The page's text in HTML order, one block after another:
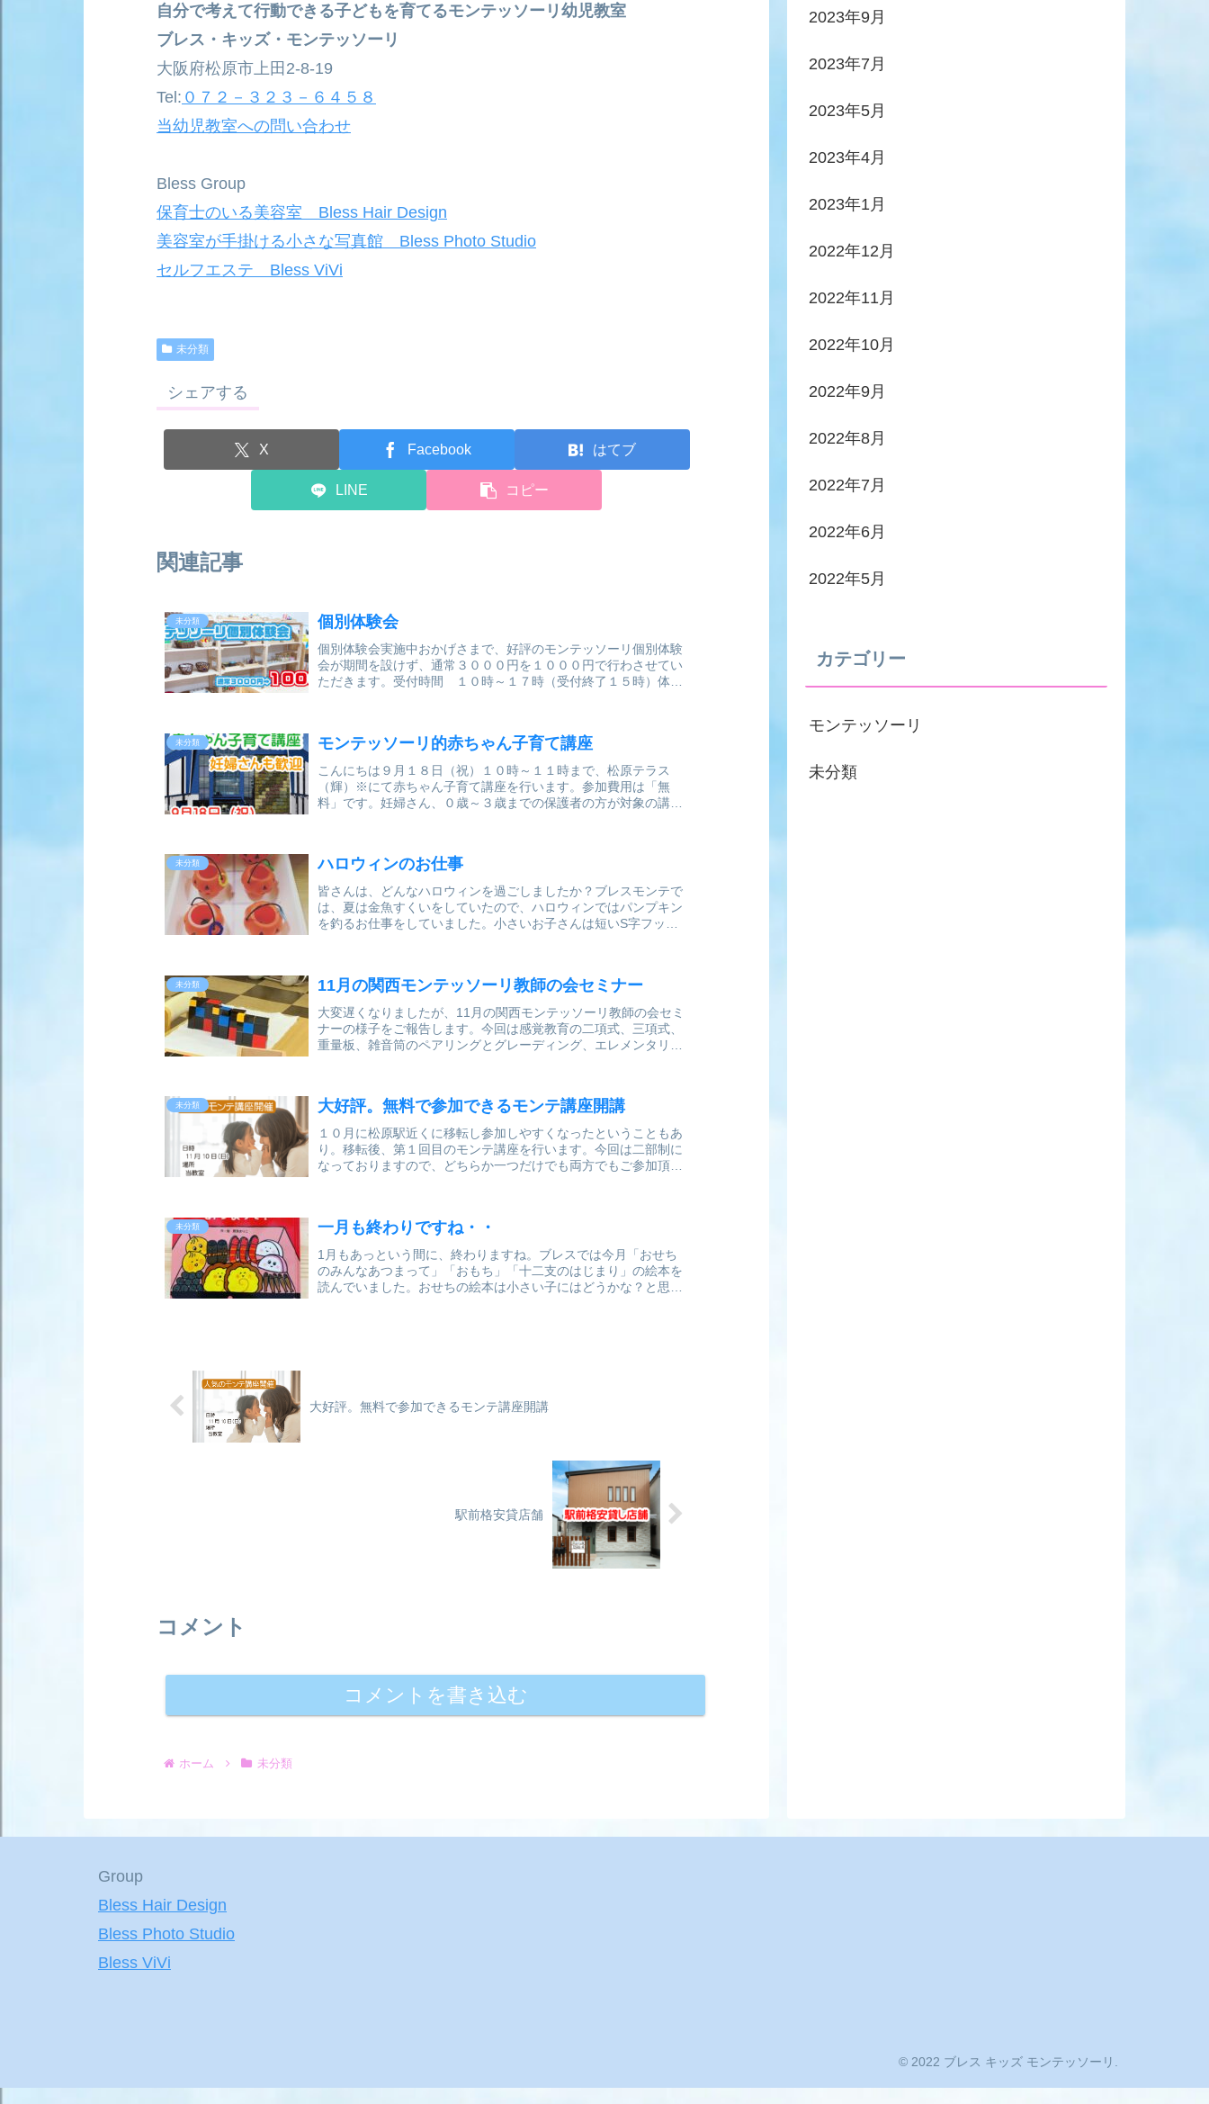
自分で考えて行動できる子どもを育てるモンテッソーリ幼児教室
ブレス・キッズ・モンテッソーリ
大阪府松原市上田2-8-19
Tel: ０７２－３２３－６４５８
当幼児教室への問い合わせ
Bless Group
保育士のいる美容室 Bless Hair Design
美容室が手掛ける小さな写真館 Bless Photo Studio
セルフエステ Bless ViVi
未分類
シェアする
X Facebook はてブ
LINE コピー
関連記事
未分類 個別体験会
個別体験会実施中おかげさまで、好評のモンテッソーリ個別体験
会が期間を設けず、通常３０００円を１０００円で行わさせてい
ただきます。受付時間 １０時～１７時（受付終了１５時）体験
未分類 モンテッソーリ的赤ちゃん子育て講座
こんにちは９月１８日（祝）１０時～１１時まで、松原テラス
（輝）※にて赤ちゃん子育て講座を行います。参加費用は「無
料」です。妊婦さん、０歳～３歳までの保護者の方が対象の講座
未分類 ハロウィンのお仕事
皆さんは、どんなハロウィンを過ごしましたか？ブレスモンテで
は、夏は金魚すくいをしていたので、ハロウィンではパンプキン
を釣るお仕事をしていました。小さいお子さんは短いS字フック
未分類 11月の関西モンテッソーリ教師の会セミナー
大変遅くなりましたが、11月の関西モンテッソーリ教師の会セミ
ナーの様子をご報告します。今回は感覚教育の二項式、三項式、
重量板、雑音筒のペアリングとグレーディング、エレメンタリー
未分類 大好評。無料で参加できるモンテ講座開講
１０月に松原駅近くに移転し参加しやすくなったということもあ
り。移転後、第１回目のモンテ講座を行います。今回は二部制に
なっておりますので、どちらか一つだけでも両方でもご参加頂け
未分類 一月も終わりですね・・
1月もあっという間に、終わりますね。ブレスでは今月「おせち
のみんなあつまって」「おもち」「十二支のはじまり」の絵本を
読んでいました。おせちの絵本は小さい子にはどうかな？と思い
大好評。無料で参加できるモンテ講座開講
駅前格安貸店舗
コメント
コメントを書き込む
ホーム 未分類
2023年9月
2023年7月
2023年5月
2023年4月
2023年1月
2022年12月
2022年11月
2022年10月
2022年9月
2022年8月
2022年7月
2022年6月
2022年5月
カテゴリー
モンテッソーリ
未分類
Group
Bless Hair Design
Bless Photo Studio
Bless ViVi
© 2022 ブレス キッズ モンテッソーリ.